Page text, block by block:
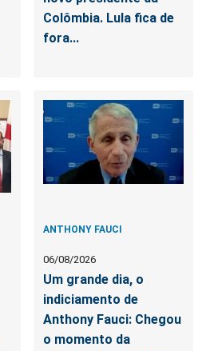
Colômbia. Lula fica de
fora...
ANTHONY FAUCI
06/08/2026
Um grande dia, o
indiciamento de
Anthony Fauci: Chegou
o momento da